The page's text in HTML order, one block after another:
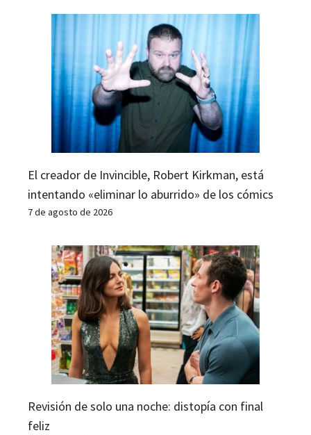
El creador de Invincible, Robert Kirkman, está
intentando «eliminar lo aburrido» de los cómics
7 de agosto de 2026
Revisión de solo una noche: distopía con final
feliz